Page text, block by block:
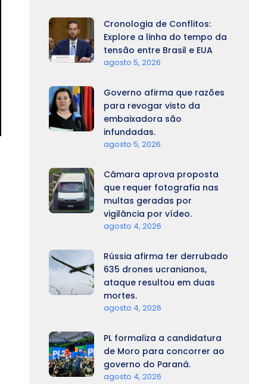
Cronologia de Conflitos:
Explore a linha do tempo da
tensão entre Brasil e EUA
agosto 5, 2026
Governo afirma que razões
para revogar visto da
embaixadora são
infundadas.
agosto 5, 2026
Câmara aprova proposta
que requer fotografia nas
multas geradas por
vigilância por vídeo.
agosto 4, 2026
Rússia afirma ter derrubado
635 drones ucranianos,
ataque resultou em duas
mortes.
agosto 4, 2026
PL formaliza a candidatura
de Moro para concorrer ao
governo do Paraná.
agosto 4, 2026